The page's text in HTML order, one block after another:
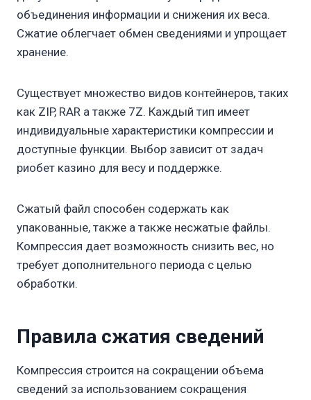
объединения информации и снижения их веса.
Сжатие облегчает обмен сведениями и упрощает
хранение.
Существует множество видов контейнеров, таких
как ZIP, RAR а также 7Z. Каждый тип имеет
индивидуальные характеристики компрессии и
доступные функции. Выбор зависит от задач
риобет казино для весу и поддержке.
Сжатый файл способен содержать как
упакованные, также а также несжатые файлы.
Компрессия дает возможность снизить вес, но
требует дополнительного периода с целью
обработки.
Правила сжатия сведений
Компрессия строится на сокращении объема
сведений за использованием сокращения